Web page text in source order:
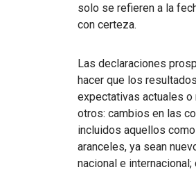
solo se refieren a la
con certeza.
Las declaraciones
hacer que los
expectativas actuales
otros: cambios en las
incluidos aquellos
aranceles, ya sean
nacional e